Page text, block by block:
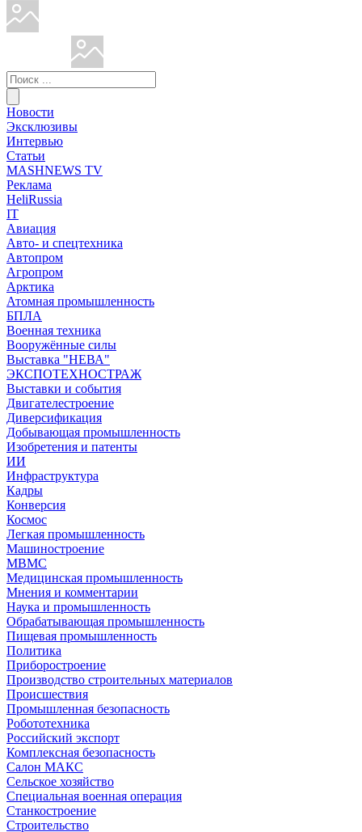
Новости
Эксклюзивы
Интервью
Статьи
MASHNEWS TV
Реклама
HeliRussia
IT
Авиация
Авто- и спецтехника
Автопром
Агропром
Арктика
Атомная промышленность
БПЛА
Военная техника
Вооружённые силы
Выставка "НЕВА"
ЭКСПОТЕХНОСТРАЖ
Выставки и события
Двигателестроение
Диверсификация
Добывающая промышленность
Изобретения и патенты
ИИ
Инфраструктура
Кадры
Конверсия
Космос
Легкая промышленность
Машиностроение
МВМС
Медицинская промышленность
Мнения и комментарии
Наука и промышленность
Обрабатывающая промышленность
Пищевая промышленность
Политика
Приборостроение
Производство строительных материалов
Происшествия
Промышленная безопасность
Робототехника
Российский экспорт
Комплексная безопасность
Салон МАКС
Сельское хозяйство
Специальная военная операция
Станкостроение
Строительство